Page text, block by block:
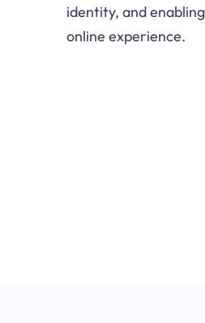
identity, and
online experience.